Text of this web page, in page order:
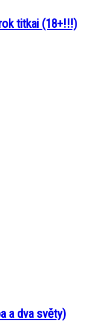
titkai (18+!!!)
a dva světy)